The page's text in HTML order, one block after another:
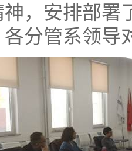
，安排部署
分管系领导